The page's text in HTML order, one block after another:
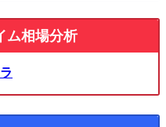
相場分析